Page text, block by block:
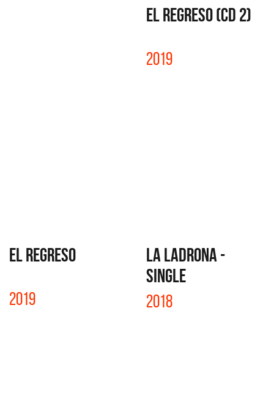
EL REGRESO (CD 2)
2019
EL REGRESO
2019
LA LADRONA -
SINGLE
2018